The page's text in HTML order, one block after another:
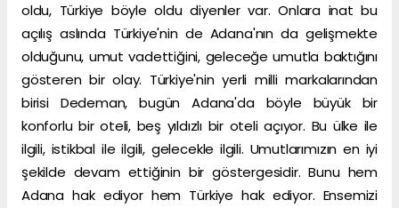
oldu, Türkiye böyle oldu diyenler var. Onlara inat bu
açılış aslında Türkiye'nin de Adana'nın da gelişmekte
olduğunu, umut vadettiğini, geleceğe umutla baktığını
gösteren bir olay. Türkiye'nin yerli milli markalarından
birisi Dedeman, bugün Adana'da böyle büyük bir
konforlu bir oteli, beş yıldızlı bir oteli açıyor. Bu ülke ile
ilgili, istikbal ile ilgili, gelecekle ilgili. Umutlarımızın en iyi
şekilde devam ettiğinin bir göstergesidir. Bunu hem
Adana hak ediyor hem Türkiye hak ediyor. Ensemizi